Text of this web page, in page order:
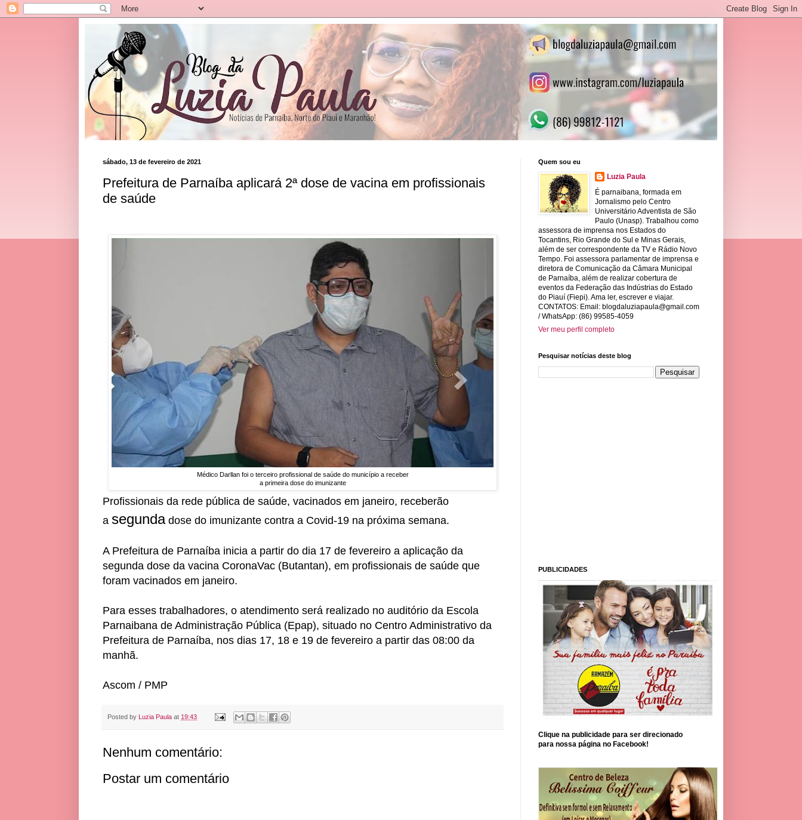
sábado, 13 de fevereiro de 2021
Prefeitura de Parnaíba aplicará 2ª dose de vacina em profissionais
de saúde
Médico Darllan foi o terceiro profissional de saúde do município a receber
a primeira dose do imunizante
Profissionais da rede pública de saúde, vacinados em janeiro, receberão
a segundadose do imunizante contra a Covid-19 na próxima semana.
A Prefeitura de Parnaíba inicia a partir do dia 17 de fevereiro a aplicação da
segunda dose da vacina CoronaVac (Butantan), em profissionais de saúde que
foram vacinados em janeiro.
Para esses trabalhadores, o atendimento será realizado no auditório da Escola
Parnaibana de Administração Pública (Epap), situado no Centro Administrativo da
Prefeitura de Parnaíba, nos dias 17, 18 e 19 de fevereiro a partir das 08:00 da
manhã.
Ascom / PMP
Posted by Luzia Paula at 19:43
Nenhum comentário:
Postar um comentário
Quem sou eu
Luzia Paula
É parnaibana, formada em
Jornalismo pelo Centro
Universitário Adventista de São
Paulo (Unasp). Trabalhou como
assessora de imprensa nos Estados do
Tocantins, Rio Grande do Sul e Minas Gerais,
além de ser correspondente da TV e Rádio Novo
Tempo. Foi assessora parlamentar de imprensa e
diretora de Comunicação da Câmara Municipal
de Parnaíba, além de realizar cobertura de
eventos da Federação das Indústrias do Estado
do Piauí (Fiepi). Ama ler, escrever e viajar.
CONTATOS: Email: blogdaluziapaula@gmail.com
/ WhatsApp: (86) 99585-4059
Ver meu perfil completo
Pesquisar notícias deste blog
PUBLICIDADES
Clique na publicidade para ser direcionado
para nossa página no Facebook!